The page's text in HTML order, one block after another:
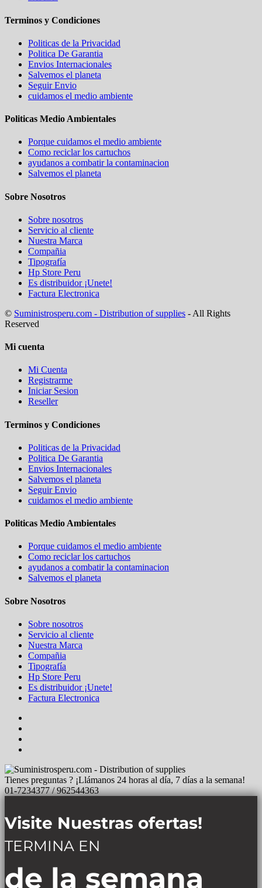
Terminos y Condiciones
Politicas de la Privacidad
Politica De Garantia
Envios Internacionales
Salvemos el planeta
Seguir Envio
cuidamos el medio ambiente
Politicas Medio Ambientales
Porque cuidamos el medio ambiente
Como reciclar los cartuchos
ayudanos a combatir la contaminacion
Salvemos el planeta
Sobre Nosotros
Sobre nosotros
Servicio al cliente
Nuestra Marca
Compañia
Tipografía
Hp Store Peru
Es distribuidor ¡Unete!
Factura Electronica
© Suministrosperu.com - Distribution of supplies - All Rights
Reserved
Mi cuenta
Mi Cuenta
Registrarme
Iniciar Sesion
Reseller
Terminos y Condiciones
Politicas de la Privacidad
Politica De Garantia
Envios Internacionales
Salvemos el planeta
Seguir Envio
cuidamos el medio ambiente
Politicas Medio Ambientales
Porque cuidamos el medio ambiente
Como reciclar los cartuchos
ayudanos a combatir la contaminacion
Salvemos el planeta
Sobre Nosotros
Sobre nosotros
Servicio al cliente
Nuestra Marca
Compañia
Tipografía
Hp Store Peru
Es distribuidor ¡Unete!
Factura Electronica
Tienes preguntas ? ¡Llámanos 24 horas al día, 7 días a la semana!
01-7234377 / 962544363
Visite Nuestras ofertas!
TERMINA EN
de la semana